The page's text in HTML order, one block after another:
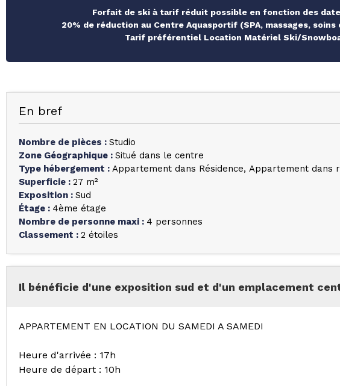
Forfait de ski à tarif réduit possible en fonction des
20% de réduction au Centre Aquasportif (SPA, massages, soins
Tarif préférentiel Location Matériel Ski/
En bref
Nombre de pièces : Studio
Zone Géographique : Situé dans le centre
Type hébergement : Appartement dans Résidence
Appartement dans
Superficie : 27 m²
Exposition : Sud
Étage : 4ème étage
Nombre de personne maxi : 4 personnes
Classement : 2 étoiles
Il bénéficie d'une exposition sud et d'un emplacement
APPARTEMENT EN LOCATION DU SAMEDI A SAMEDI
Heure d'arrivée : 17h
Heure de départ : 10h